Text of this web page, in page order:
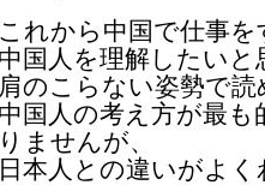
これから中国で仕事
中国人を理解したい
肩のこらない姿勢で
中国人の考え方が最
りませんが、
日本人との違いがよ